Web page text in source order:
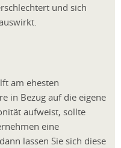
und sich
am ehesten
in Bezug auf die eigene
aufweist, sollte
eine
lassen Sie sich diese